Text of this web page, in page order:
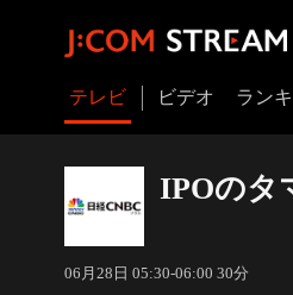
テレビ ビデオ ラン
IPOのタ
06月28日 05:30-06:00 30分